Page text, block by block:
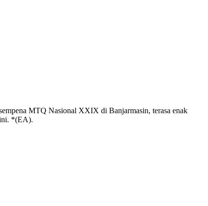
MTQ Nasional XXIX di Banjarmasin, terasa enak
ini. *(EA).